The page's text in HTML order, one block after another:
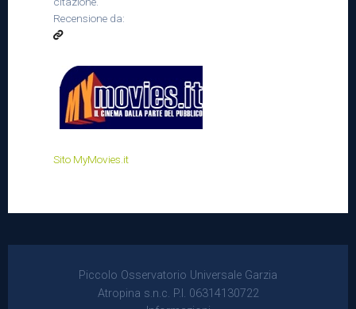
Recensione da:
Sito MyMovies.it
Piccolo Osservatorio Universale Garzia
Atropina s.n.c. P.I. 06314130722